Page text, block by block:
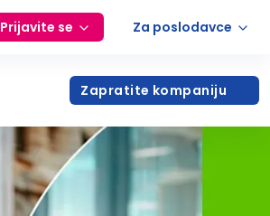
Prijavite se Za poslodavce
Zapratite kompaniju